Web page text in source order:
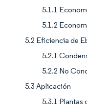
5.1.1
5.1.2
5.2 Eficiencia de
5.2.1
5.2.2 No
5.3 Aplicación
5.3.1 Plantas